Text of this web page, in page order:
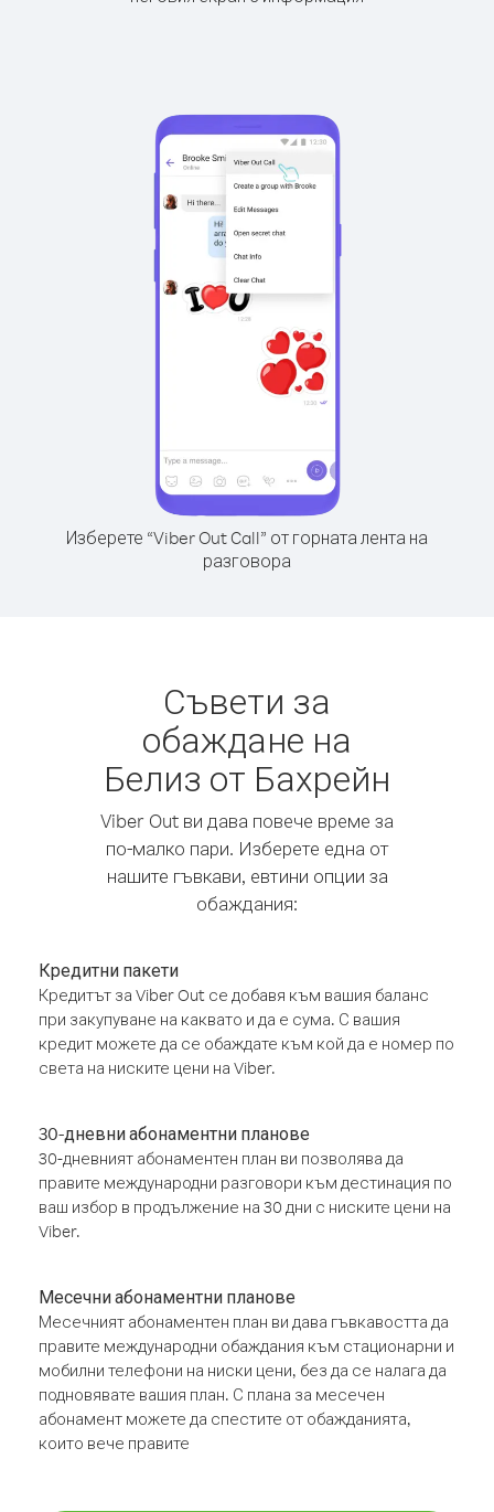
Изберете “Viber Out Call” от горната лента на
разговора
Съвети за
обаждане на
Белиз от Бахрейн
Viber Out ви дава повече време за
по-малко пари. Изберете една от
нашите гъвкави, евтини опции за
обаждания:
Кредитни пакети
Кредитът за Viber Out се добавя към вашия баланс
при закупуване на каквато и да е сума. С вашия
кредит можете да се обаждате към кой да е номер по
света на ниските цени на Viber.
30-дневни абонаментни планове
30-дневният абонаментен план ви позволява да
правите международни разговори към дестинация по
ваш избор в продължение на 30 дни с ниските цени на
Viber.
Месечни абонаментни планове
Месечният абонаментен план ви дава гъвкавостта да
правите международни обаждания към стационарни и
мобилни телефони на ниски цени, без да се налага да
подновявате вашия план. С плана за месечен
абонамент можете да спестите от обажданията,
които вече правите